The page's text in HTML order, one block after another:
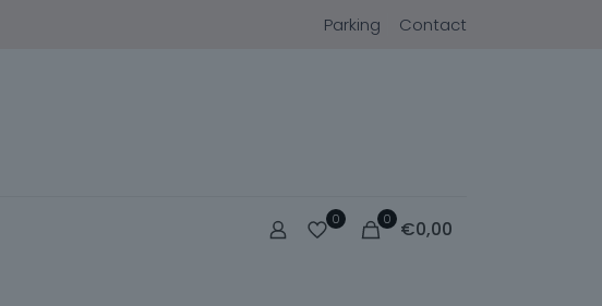
Parking Contact
0 0 €0,00